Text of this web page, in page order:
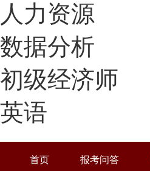
人力资源
数据分析
初级经济师
英语
首页 报考问答